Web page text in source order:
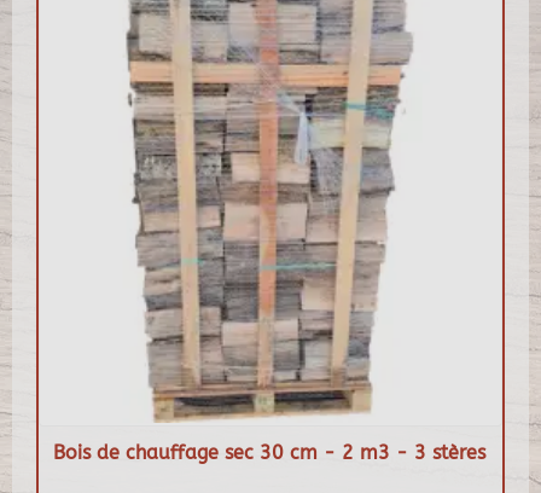
Bois de chauffage sec 30 cm - 2 m3 - 3 stères